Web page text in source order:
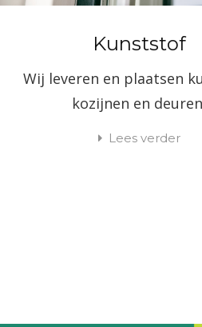
Kunststof
Wij leveren en plaatsen
kozijnen en
Lees verder